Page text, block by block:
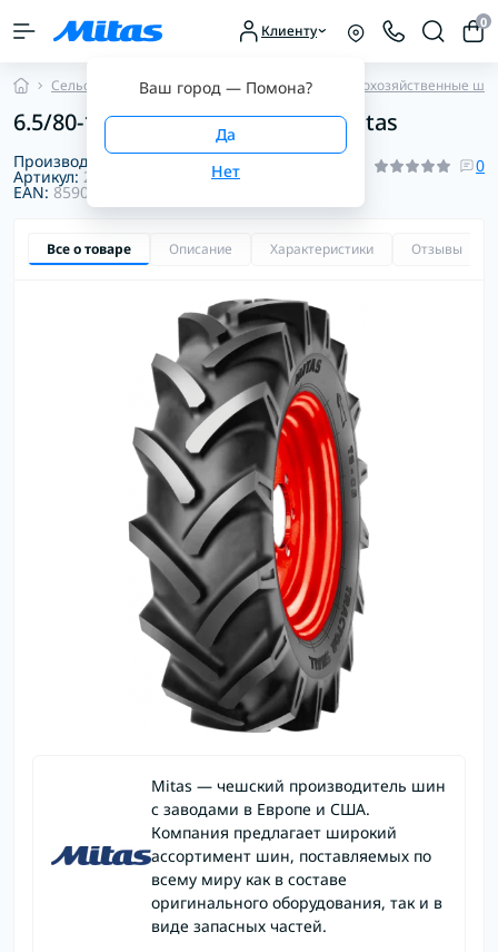
Клиенту
Ваш город — Помона?
0
Сельскохозяйственные шины Прочие сельскохозяйственные
6.5/80-12 6PR 89/76A8 TS-06 TT Mitas
Производитель:Mitas
Артикул:2000061246101
EAN: 8590341017178
0
Все о товаре Описание Характеристики Отзывы
Mitas — чешский производитель шин
с заводами в Европе и США.
Компания предлагает широкий
ассортимент шин, поставляемых по
всему миру как в составе
оригинального оборудования, так и в
виде запасных частей.